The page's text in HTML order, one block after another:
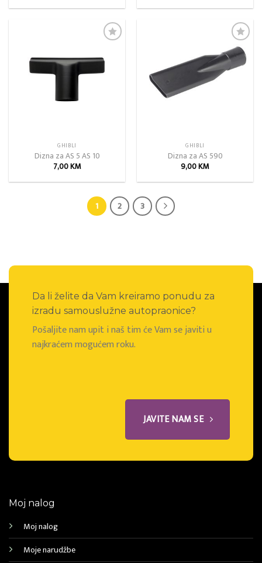
wishlist
GHIBLI
Dizna za AS 5 AS 10
7,00KM
Add to
wishlist
GHIBLI
Dizna za AS 590
9,00KM
1 2 3
Da li želite da Vam kreiramo ponudu za
izradu samouslužne autopraonice?
Pošaljite nam upit i naš tim će Vam se javiti u
najkraćem mogućem roku.
JAVITE NAM SE
Moj nalog
Moj nalog
Moje narudžbe